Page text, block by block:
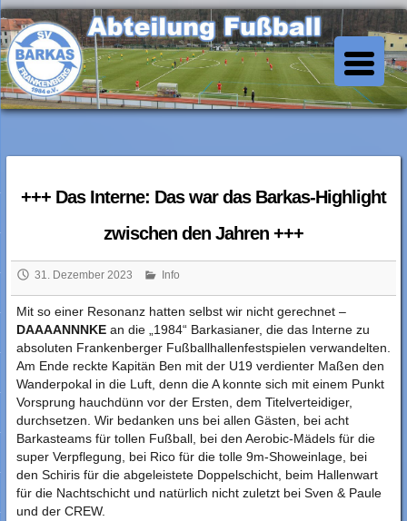
Skip
to
content
SV Barkas Abt. Fussball
+++ Das Interne: Das war das Barkas-Highlight
zwischen den Jahren +++
31. Dezember 2023 Info
Mit so einer Resonanz hatten selbst wir nicht gerechnet –
DAAAANNNKEan die „1984“ Barkasianer, die das Interne zu
absoluten Frankenberger Fußballhallenfestspielen verwandelten.
Am Ende reckte Kapitän Ben mit der U19 verdienter Maßen den
Wanderpokal in die Luft, denn die A konnte sich mit einem Punkt
Vorsprung hauchdünn vor der Ersten, dem Titelverteidiger,
durchsetzen. Wir bedanken uns bei allen Gästen, bei acht
Barkasteams für tollen Fußball, bei den Aerobic-Mädels für die
super Verpflegung, bei Rico für die tolle 9m-Showeinlage, bei
den Schiris für die abgeleistete Doppelschicht, beim Hallenwart
für die Nachtschicht und natürlich nicht zuletzt bei Sven & Paule
und der CREW.